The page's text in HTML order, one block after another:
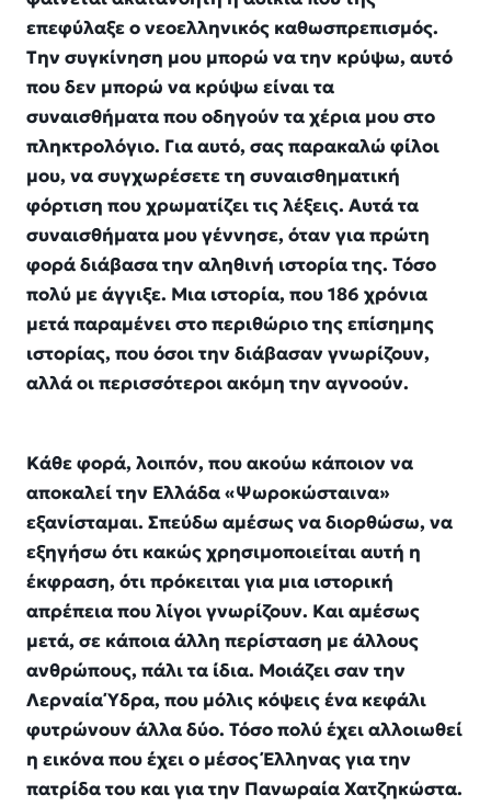
επεφύλαξε ο νεοελληνικός καθωσπρεπισμός.
Την συγκίνηση μου μπορώ να την κρύψω, αυτό
που δεν μπορώ να κρύψω είναι τα
συναισθήματα που οδηγούν τα χέρια μου στο
πληκτρολόγιο. Για αυτό, σας παρακαλώ φίλοι
μου, να συγχωρέσετε τη συναισθηματική
φόρτιση που χρωματίζει τις λέξεις. Αυτά τα
συναισθήματα μου γέννησε, όταν για πρώτη
φορά διάβασα την αληθινή ιστορία της. Τόσο
πολύ με άγγιξε. Μια ιστορία, που 186 χρόνια
μετά παραμένει στο περιθώριο της επίσημης
ιστορίας, που όσοι την διάβασαν γνωρίζουν,
αλλά οι περισσότεροι ακόμη την αγνοούν.
Κάθε φορά, λοιπόν, που ακούω κάποιον να
αποκαλεί την Ελλάδα «Ψωροκώσταινα»
εξανίσταμαι. Σπεύδω αμέσως να διορθώσω, να
εξηγήσω ότι κακώς χρησιμοποιείται αυτή η
έκφραση, ότι πρόκειται για μια ιστορική
απρέπεια που λίγοι γνωρίζουν. Και αμέσως
μετά, σε κάποια άλλη περίσταση με άλλους
ανθρώπους, πάλι τα ίδια. Μοιάζει σαν την
Λερναία Ύδρα, που μόλις κόψεις ένα κεφάλι
φυτρώνουν άλλα δύο. Τόσο πολύ έχει αλλοιωθεί
η εικόνα που έχει ο μέσος Έλληνας για την
πατρίδα του και για την Πανωραία Χατζηκώστα.